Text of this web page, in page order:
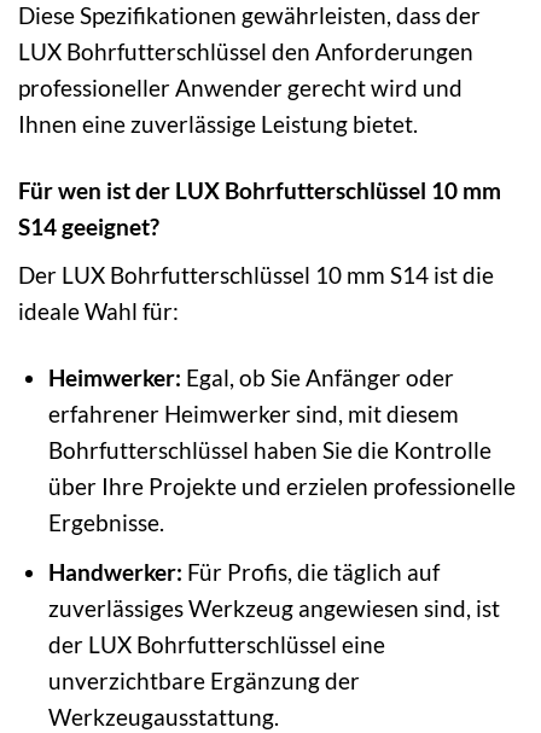
Diese Spezifikationen gewährleisten, dass der
LUX Bohrfutterschlüssel den Anforderungen
professioneller Anwender gerecht wird und
Ihnen eine zuverlässige Leistung bietet.
Für wen ist der LUX Bohrfutterschlüssel 10 mm
S14 geeignet?
Der LUX Bohrfutterschlüssel 10 mm S14 ist die
ideale Wahl für:
Heimwerker: Egal, ob Sie Anfänger oder
erfahrener Heimwerker sind, mit diesem
Bohrfutterschlüssel haben Sie die Kontrolle
über Ihre Projekte und erzielen professionelle
Ergebnisse.
Handwerker: Für Profis, die täglich auf
zuverlässiges Werkzeug angewiesen sind, ist
der LUX Bohrfutterschlüssel eine
unverzichtbare Ergänzung der
Werkzeugausstattung.